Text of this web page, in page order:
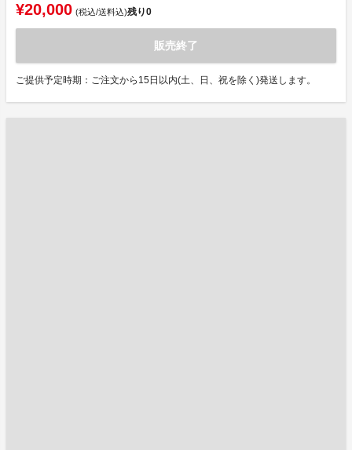
¥20,000 (税込/送料込)残り0
販売終了
ご提供予定時期：ご注文から15日以内(土、日、祝を除く)発送します。